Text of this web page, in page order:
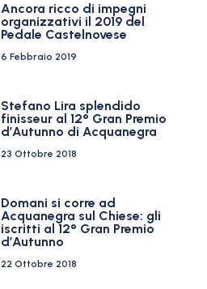
Ancora ricco di impegni
organizzativi il 2019 del
Pedale Castelnovese
6 Febbraio 2019
Stefano Lira splendido
finisseur al 12° Gran Premio
d’Autunno di Acquanegra
23 Ottobre 2018
Domani si corre ad
Acquanegra sul Chiese: gli
iscritti al 12° Gran Premio
d’Autunno
22 Ottobre 2018